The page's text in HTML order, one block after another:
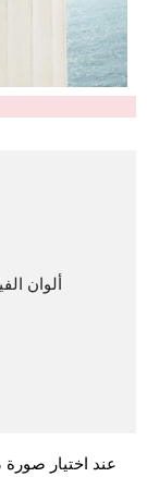
ألوان
عند اختيار صورة